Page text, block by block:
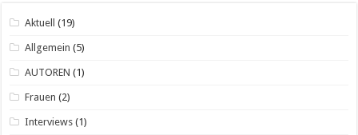
Aktuell (19)
Allgemein (5)
AUTOREN (1)
Frauen (2)
Interviews (1)